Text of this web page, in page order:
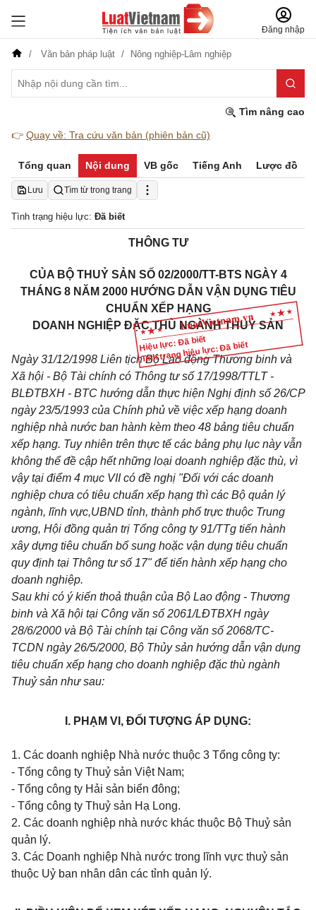
Đăng nhập
Văn bản pháp luật Nông nghiệp-Lâm nghiệp
Tìm nâng cao
👉 Quay về: Tra cứu văn bản (phiên bản cũ)
Tổng quan Nội dung VB gốc Tiếng Anh Lược đồ
Lưu Tìm từ trong trang
Tình trạng hiệu lực: Đã biết
Hiệu lực: Đã biết
Tình trạng hiệu lực: Đã biết
THÔNG TƯ
CỦA BỘ THUỶ SẢN SỐ 02/2000/TT-BTS NGÀY 4
THÁNG 8 NĂM 2000 HƯỚNG DẪN VẬN DỤNG TIÊU
CHUẨN XẾP HẠNG
DOANH NGHIỆP ĐẶC THÙ NGÀNH THUỶ SẢN
Ngày 31/12/1998 Liên tịch Bộ Lao động Thương binh và
Xã hội - Bộ Tài chính có Thông tư số 17/1998/TTLT -
BLĐTBXH - BTC hướng dẫn thực hiện Nghị định số 26/CP
ngày 23/5/1993 của Chính phủ về việc xếp hạng doanh
nghiệp nhà nước ban hành kèm theo 48 bảng tiêu chuẩn
xếp hạng. Tuy nhiên trên thực tế các bảng phụ lục này vẫn
không thể đề cập hết những loại doanh nghiệp đặc thù, vì
vậy tại điểm 4 mục VII có đề nghị "Đối với các doanh
nghiệp chưa có tiêu chuẩn xếp hạng thì các Bộ quản lý
ngành, lĩnh vực,UBND tỉnh, thành phố trực thuộc Trung
ương, Hội đồng quản trị Tổng công ty 91/TTg tiến hành
xây dựng tiêu chuẩn bổ sung hoặc vận dụng tiêu chuẩn
quy định tại Thông tư số 17" để tiến hành xếp hạng cho
doanh nghiệp.
Sau khi có ý kiến thoả thuận của Bộ Lao động - Thương
binh và Xã hội tại Công văn số 2061/LĐTBXH ngày
28/6/2000 và Bộ Tài chính tại Công văn số 2068/TC-
TCDN ngày 26/5/2000, Bộ Thủy sản hướng dẫn vận dụng
tiêu chuẩn xếp hạng cho doanh nghiệp đặc thù ngành
Thuỷ sản như sau:
I. PHẠM VI, ĐỐI TƯỢNG ÁP DỤNG:
1. Các doanh nghiệp Nhà nước thuộc 3 Tổng công ty:
- Tổng công ty Thuỷ sản Việt Nam;
- Tổng công ty Hải sản biển đông;
- Tổng công ty Thuỷ sản Hạ Long.
2. Các doanh nghiệp nhà nước khác thuộc Bộ Thuỷ sản
quản lý.
3. Các Doanh nghiệp Nhà nước trong lĩnh vực thuỷ sản
thuộc Uỷ ban nhân dân các tỉnh quản lý.